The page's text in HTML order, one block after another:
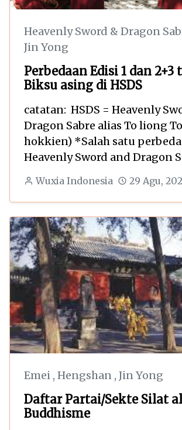
Heavenly Sword & Dragon
Jin Yong
Perbedaan Edisi 1 dan
Biksu asing di HSDS
catatan: HSDS = Heavenly
Dragon Sabre alias To liong
hokkien) *Salah satu
Heavenly Sword and Dragon
Wuxia Indonesia 29 Agu,
Emei , Hengshan , Jin Yong
Daftar Partai/Sekte Silat
Buddhisme